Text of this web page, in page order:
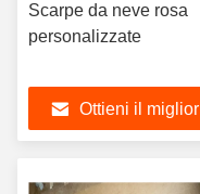
Scarpe da neve rosa
personalizzate
Ottieni il miglior